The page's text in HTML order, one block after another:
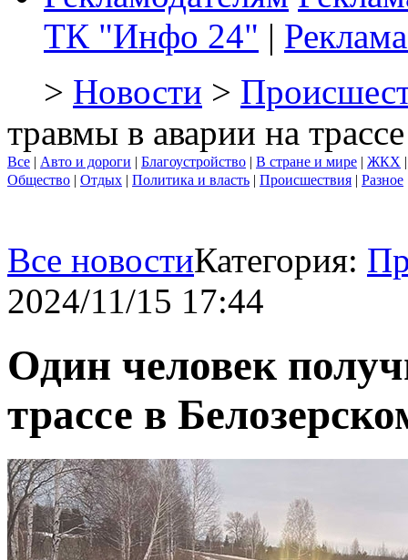
ТК "Инфо 24" |
> Новости >
травмы в аварии на
Все | Авто и дороги | Благоустройство | В стране и мире | ЖКХ
Общество | Отдых | Политика и власть | Происшествия | Разное
Все новостиКатегория:
2024/11/15 17:44
Один человек
трассе в